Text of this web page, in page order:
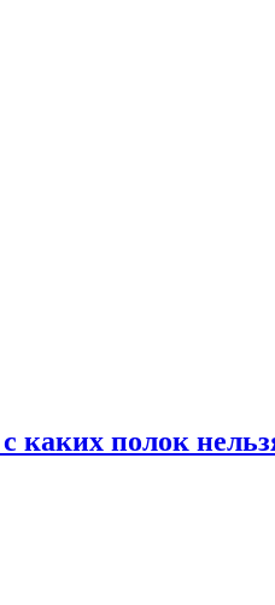
каких полок